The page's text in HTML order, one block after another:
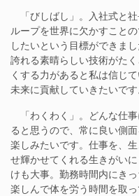
「びしばし」。入社式と
ループを世界に欠かすこと
したいという目標ができま
誇れる素晴らしい技術がた
くする力があると私は信じ
未来に貢献していきたいで
「わくわく」。どんな仕
ると思うので、常に良い側
楽しみたいです。仕事を、
せ輝かせてくれる生きがい
けも大事。勤務時間内にき
楽しんで体を労う時間を取